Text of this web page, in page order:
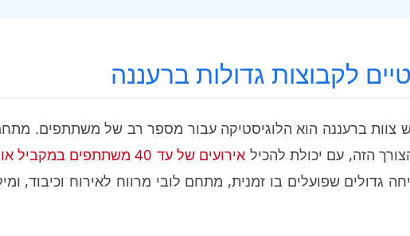
לקבוצות גדולות ברעננה
הזה, עם יכולת להכיל אירועים של עד 40 משתתפים במקביל או 80 בסבבים
4 חדרי בריחה גדולים שפועלים בו זמנית, מתחם לובי מרווח לאירוח וכיבוד,